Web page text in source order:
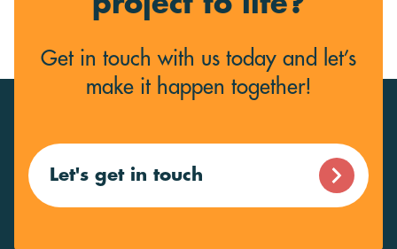
Get in touch with us today and let’s
make it happen together!
Let's get in touch